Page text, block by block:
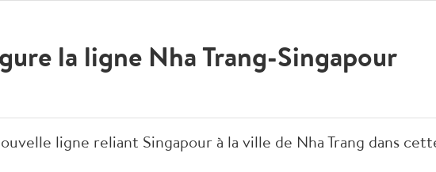
la ligne Nha Trang-Singapour
ligne reliant Singapour à la ville de Nha Trang dans